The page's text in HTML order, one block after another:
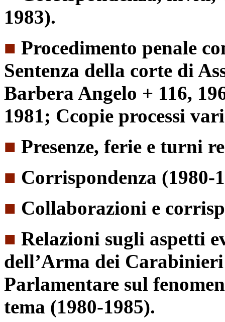
1983).
■ Procedimento penale
Sentenza della corte di
Barbera Angelo + 116,
1981; Ccopie processi
■ Presenze, ferie e turni
■ Corrispondenza (1980-
■ Collaborazioni e
■ Relazioni sugli aspetti
dell’Arma dei
Parlamentare sul
tema (1980-1985).